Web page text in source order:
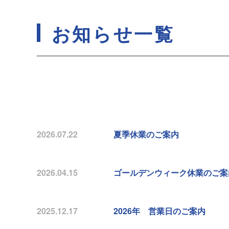
お知らせ一覧
2026.07.22 夏季休業のご案内
2026.04.15 ゴールデンウィーク休業のご
2025.12.17 2026年 営業日のご案内